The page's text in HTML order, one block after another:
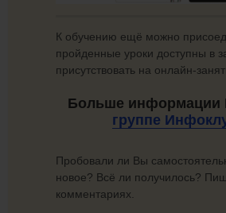
К обучению ещё можно
пройденные уроки доступны в
присутствовать на онлайн-
Больше информации
группе
Пробовали ли Вы
новое? Всё ли получилось?
комментариях.